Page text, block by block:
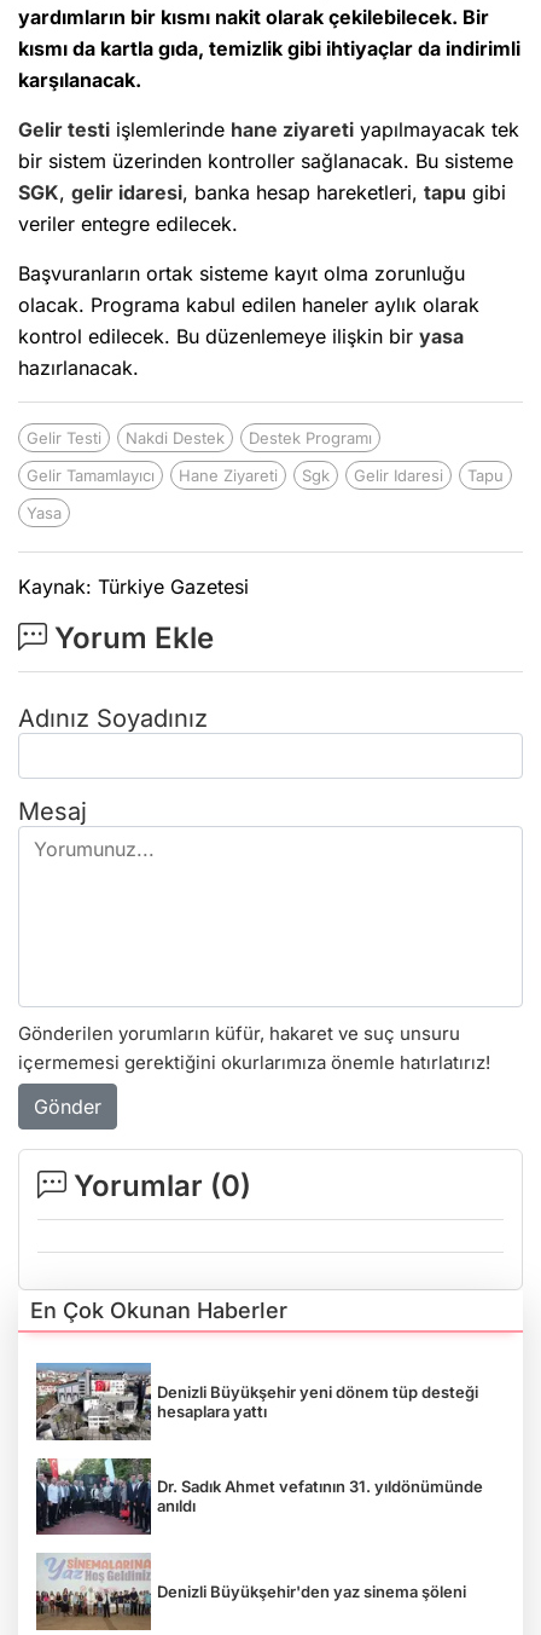
yardımların bir kısmı nakit olarak çekilebilecek. Bir
kısmı da kartla gıda, temizlik gibi ihtiyaçlar da indirimli
karşılanacak.
Gelir testi işlemlerinde hane ziyareti yapılmayacak tek
bir sistem üzerinden kontroller sağlanacak. Bu sisteme
SGK, gelir idaresi, banka hesap hareketleri, tapu gibi
veriler entegre edilecek.
Başvuranların ortak sisteme kayıt olma zorunluğu
olacak. Programa kabul edilen haneler aylık olarak
kontrol edilecek. Bu düzenlemeye ilişkin bir yasa
hazırlanacak.
Gelir Testi Nakdi Destek
Destek Programı
Gelir Tamamlayıcı
Hane Ziyareti Sgk Gelir Idaresi
Tapu
Yasa
Kaynak: Türkiye Gazetesi
Yorum Ekle
Adınız Soyadınız
Mesaj
Gönderilen yorumların küfür, hakaret ve suç unsuru
içermemesi gerektiğini okurlarımıza önemle hatırlatırız!
Gönder
Yorumlar (0)
En Çok Okunan Haberler
Denizli Büyükşehir yeni dönem tüp desteği
hesaplara yattı
Dr. Sadık Ahmet vefatının 31. yıldönümünde
anıldı
Denizli Büyükşehir'den yaz sinema şöleni